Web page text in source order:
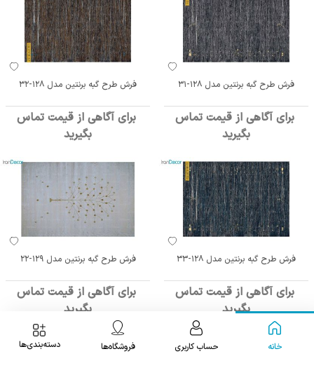
فرش طرح گبه برنتین مدل 128-31
برای آگاهی از قیمت تماس
بگیرید
فرش طرح گبه برنتین مدل 128-32
برای آگاهی از قیمت تماس
بگیرید
فرش طرح گبه برنتین مدل 128-33
برای آگاهی از قیمت تماس
بگیرید
فرش طرح گبه برنتین مدل 129-22
برای آگاهی از قیمت تماس
بگیرید
خانه حساب کاربری فروشگاه‌ها دسته‌بندی‌ها